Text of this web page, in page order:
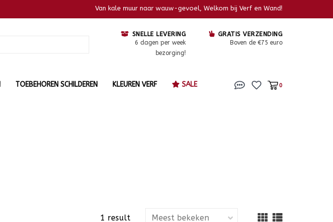
Van kale muur naar wauw-gevoel, Welkom bij Verf en Wand!
SNELLE LEVERING
6 dagen per week
bezorging!
GRATIS VERZENDING
Boven de €75 euro
TOEBEHOREN SCHILDEREN KLEUREN VERF SALE 0
1 result